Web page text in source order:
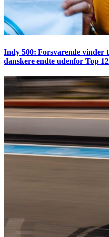
Indy 500: Forsvarende vinder
danskere endte udenfor Top 12